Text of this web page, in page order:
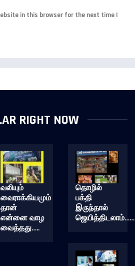
in this browser for the next time I
RIGHT NOW
வலியும்
வைராக்கியமும்
தான்
என்னை வாழ
வைத்தது…..
தொழில்
பக்தி
இருந்தால்